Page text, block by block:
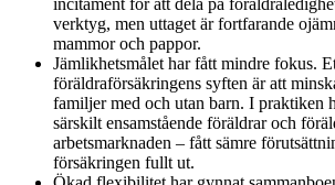
incitament för att dela på
verktyg, men uttaget är fortfarande
mammor och pappor.
Jämlikhetsmålet har fått mindre fokus.
föräldraförsäkringens syften är att
familjer med och utan barn. I praktiken
särskilt ensamstående föräldrar och
arbetsmarknaden – fått sämre
försäkringen fullt ut.